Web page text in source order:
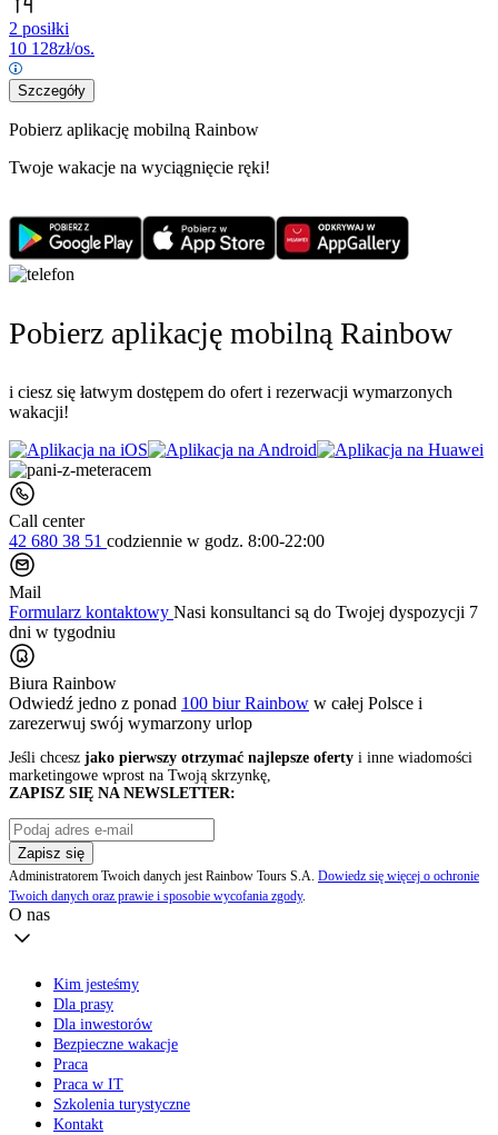
2 posiłki
10 128zł/os.
Szczegóły
Pobierz aplikację mobilną Rainbow
Twoje wakacje na wyciągnięcie ręki!
Pobierz aplikację mobilną Rainbow
i ciesz się łatwym dostępem do ofert i rezerwacji wymarzonych
wakacji!
Call center
42 680 38 51 codziennie w godz. 8:00-22:00
Mail
Formularz kontaktowy Nasi konsultanci są do Twojej dyspozycji 7
dni w tygodniu
Biura Rainbow
Odwiedź jedno z ponad 100 biur Rainbow w całej Polsce i
zarezerwuj swój wymarzony urlop
Jeśli chcesz jako pierwszy otrzymać najlepsze oferty i inne wiadomości
marketingowe wprost na Twoją skrzynkę,
ZAPISZ SIĘ NA NEWSLETTER:
Zapisz się
Administratorem Twoich danych jest Rainbow Tours S.A. Dowiedz się więcej o ochronie
Twoich danych oraz prawie i sposobie wycofania zgody.
O nas
Kim jesteśmy
Dla prasy
Dla inwestorów
Bezpieczne wakacje
Praca
Praca w IT
Szkolenia turystyczne
Kontakt